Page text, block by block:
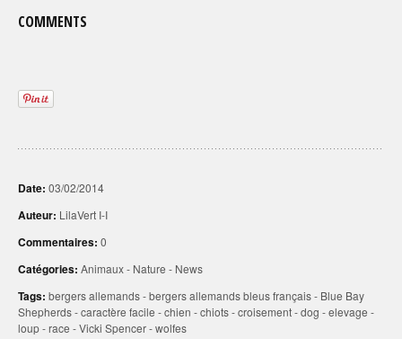
COMMENTS
Date: 03/02/2014
Auteur: LilaVert I-I
Commentaires: 0
Catégories: Animaux- Nature - News
Tags: bergers allemands-bergers allemands bleus français- Blue Bay
Shepherds-caractère facile -chien -chiots-croisement-dog -elevage -
loup-race -Vicki Spencer-wolfes